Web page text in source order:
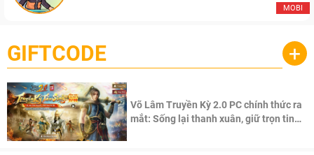
MOBI
GIFTCODE +
Võ Lâm Truyền Kỳ 2.0 PC chính thức ra
mắt: Sống lại thanh xuân, giữ trọn tinh